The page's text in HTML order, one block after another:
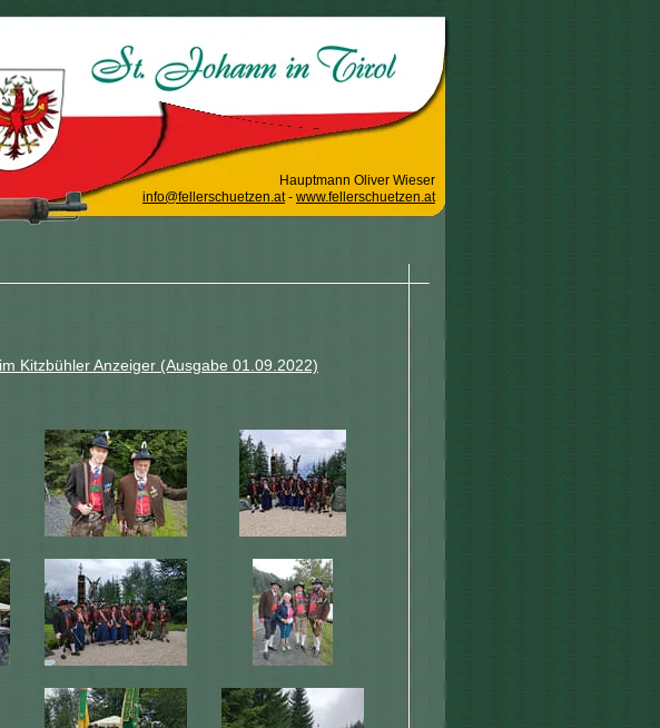
Hauptmann Oliver Wieser
info@fellerschuetzen.at- www.fellerschuetzen.at
Kitzbühler Anzeiger (Ausgabe 01.09.2022)